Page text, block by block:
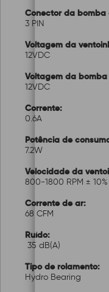
Conector da
3 PIN
Voltagem da
12VDC
Voltagem da
12VDC
Corrente:
0.6A
Potência de
7.2W
Velocidade da
800-1800 RPM ± 10%
Corrente de ar:
68 CFM
Ruído:
35 dB(A)
Tipo de rolamento:
Hydro Bearing